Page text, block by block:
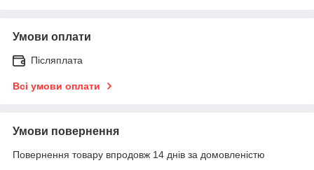
Умови оплати
Післяплата
Всі умови оплати
Умови повернення
Повернення товару впродовж 14 днів за домовленістю